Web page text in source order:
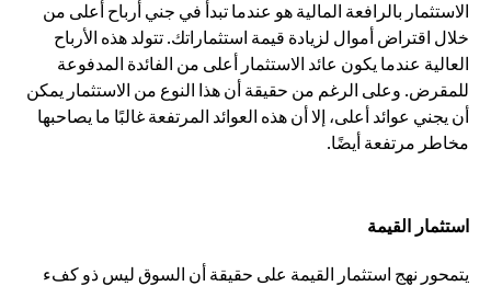
الاستثمار بالرافعة المالية هو عندما تبدأ في جني أرباح أعلى من
خلال اقتراض أموال لزيادة قيمة استثماراتك. تتولد هذه الأرباح
العالية عندما يكون عائد الاستثمار أعلى من الفائدة المدفوعة
للمقرض. وعلى الرغم من حقيقة أن هذا النوع من الاستثمار يمكن
أن يجني عوائد أعلى، إلا أن هذه العوائد المرتفعة غالبًا ما يصاحبها
مخاطر مرتفعة أيضًا.
استثمار القيمة
يتمحور نهج استثمار القيمة على حقيقة أن السوق ليس ذو كفء